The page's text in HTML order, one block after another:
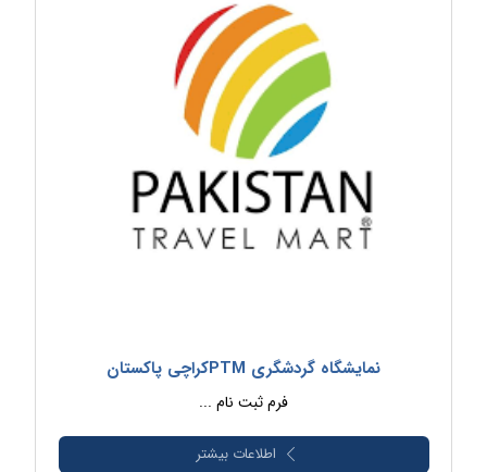
نمایشگاه گردشگری PTMکراچی پاکستان
فرم ثبت نام ...
اطلاعات بیشتر